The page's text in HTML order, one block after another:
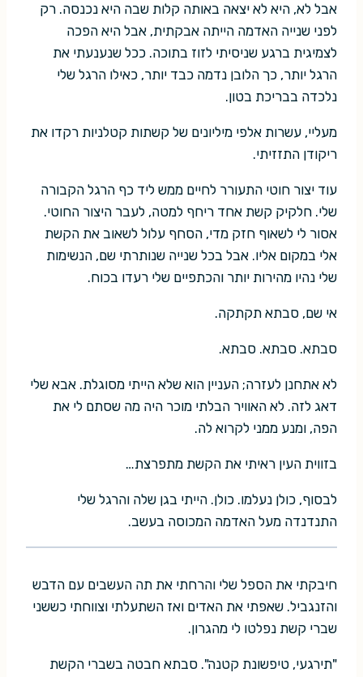
אבל לא, היא לא יצאה באותה קלות שבה היא נכנסה. רק
לפני שנייה האדמה הייתה אבקתית, אבל היא הפכה
לצמיגית ברגע שניסיתי לזוז בתוכה. ככל שנענעתי את
הרגל יותר, כך הלובן נדמה כבד יותר, כאילו הרגל שלי
נלכדה בבריכת בטון.
מעליי, עשרות אלפי מיליונים של קשתות קטלניות רקדו את
ריקודן התזזיתי.
עוד יצור חוטי התעורר לחיים ממש ליד כף הרגל הקבורה
שלי. חלקיק קשת אחד ריחף למטה, לעבר היצור החוטי.
אסור לי לשאוף חזק מדי, הסחף עלול לשאוב את הקשת
אלי במקום אליו. אבל בכל שנייה שנותרתי שם, הנשימות
שלי נהיו מהירות יותר והכתפיים שלי רעדו בכוח.
אי שם, סבתא תקתקה.
סבתא. סבתא. סבתא.
לא אתחנן לעזרה; העניין הוא שלא הייתי מסוגלת. אבא שלי
דאג לזה. לא האוויר הבלתי מוכר היה מה שסתם לי את
הפה, ומנע ממני לקרוא לה.
בזווית העין ראיתי את הקשת מתפרצת…
לבסוף, כולן נעלמו. כולן. הייתי בגן שלה והרגל שלי
התנדנדה מעל האדמה המכוסה בעשב.
חיבקתי את הספל שלי והרחתי את תה העשבים עם הדבש
והזנגביל. שאפתי את האדים ואז השתעלתי וצווחתי כששני
שברי קשת נפלטו לי מהגרון.
"תירגעי, טיפשונת קטנה". סבתא חבטה בשברי הקשת